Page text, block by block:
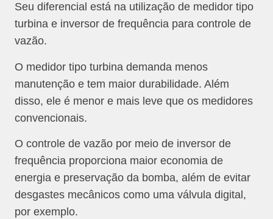
Seu diferencial está na utilização de medidor tipo
turbina e inversor de frequência para controle de
vazão.
O medidor tipo turbina demanda menos
manutenção e tem maior durabilidade. Além
disso, ele é menor e mais leve que os medidores
convencionais.
O controle de vazão por meio de inversor de
frequência proporciona maior economia de
energia e preservação da bomba, além de evitar
desgastes mecânicos como uma válvula digital,
por exemplo.